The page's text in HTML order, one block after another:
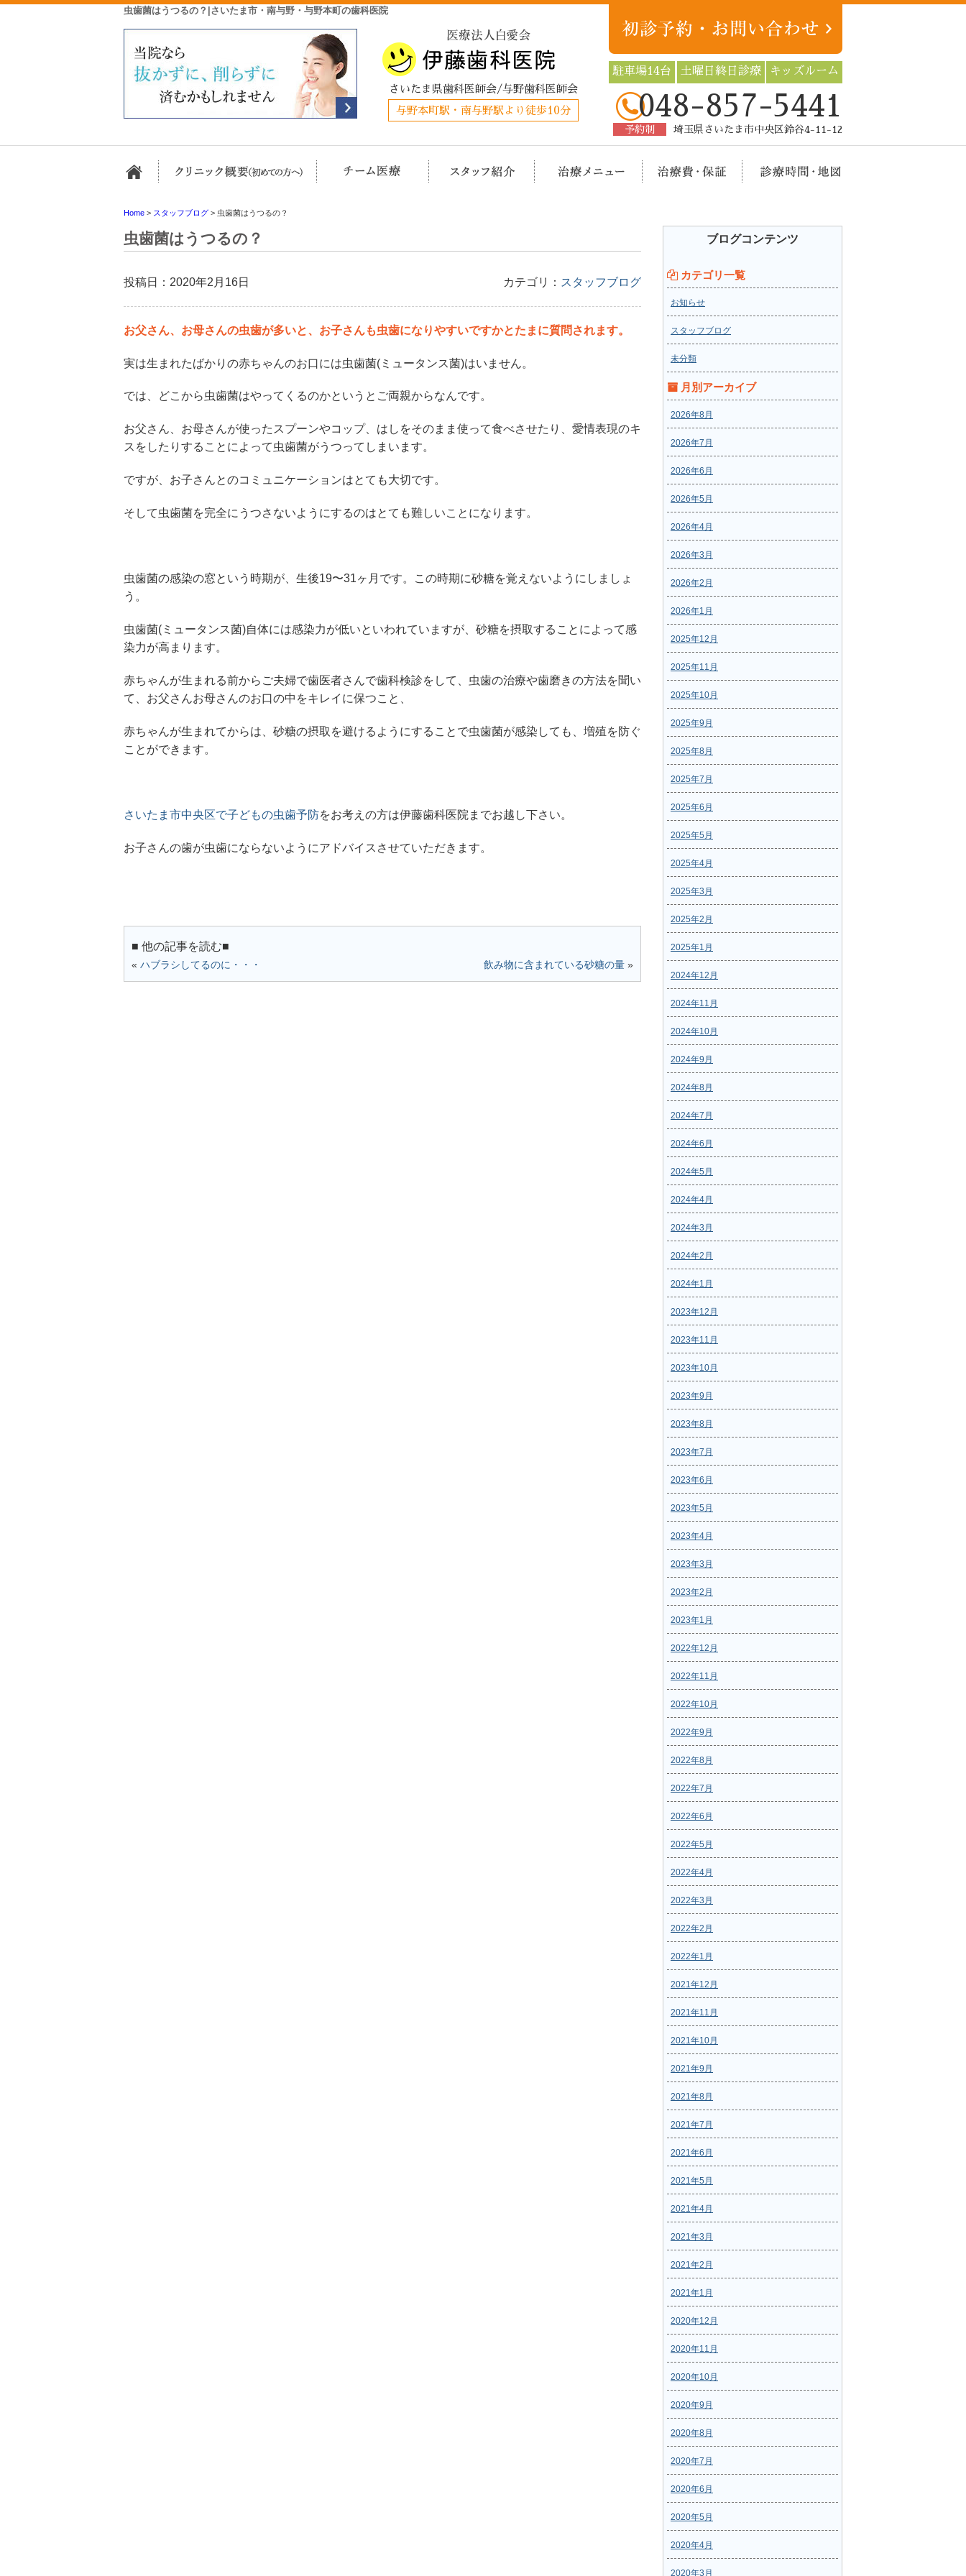
虫歯菌はうつるの？|さいたま市・南与野・与野本町の歯科医院
さいたま県歯科医師会/与野歯科医師会
与野本町駅・南与野駅より徒歩10分
駐車場14台 土曜日終日診療 キッズルーム
048-857-5441
予約制 埼玉県さいたま市中央区鈴谷4-11-12
ホーム クリニック概要(初めての方へ)担当医チーム医療 スタッフ紹介 治療メニュー 治療費・保証
Home > スタッフブログ > 虫歯菌はうつるの？
虫歯菌はうつるの？
投稿日：2020年2月16日 カテゴリ： スタッフブログ
お父さん、お母さんの虫歯が多いと、お子さんも虫歯になりやすいですかとたまに質問されます。
実は生まれたばかりの赤ちゃんのお口には虫歯菌(ミュータンス菌)はいません。
では、どこから虫歯菌はやってくるのかというとご両親からなんです。
お父さん、お母さんが使ったスプーンやコップ、はしをそのまま使って食べさせたり、愛情表現のキ
スをしたりすることによって虫歯菌がうつってしまいます。
ですが、お子さんとのコミュニケーションはとても大切です。
そして虫歯菌を完全にうつさないようにするのはとても難しいことになります。
虫歯菌の感染の窓という時期が、生後19〜31ヶ月です。この時期に砂糖を覚えないようにしましょ
う。
虫歯菌(ミュータンス菌)自体には感染力が低いといわれていますが、砂糖を摂取することによって感
染力が高まります。
赤ちゃんが生まれる前からご夫婦で歯医者さんで歯科検診をして、虫歯の治療や歯磨きの方法を聞い
て、お父さんお母さんのお口の中をキレイに保つこと、
赤ちゃんが生まれてからは、砂糖の摂取を避けるようにすることで虫歯菌が感染しても、増殖を防ぐ
ことができます。
さいたま市中央区で子どもの虫歯予防をお考えの方は伊藤歯科医院までお越し下さい。
お子さんの歯が虫歯にならないようにアドバイスさせていただきます。
■ 他の記事を読む■
« ハブラシしてるのに・・・ 飲み物に含まれている砂糖の量 »
ブログコンテンツ
カテゴリ一覧
お知らせ
スタッフブログ
未分類
月別アーカイブ
2026年8月
2026年7月
2026年6月
2026年5月
2026年4月
2026年3月
2026年2月
2026年1月
2025年12月
2025年11月
2025年10月
2025年9月
2025年8月
2025年7月
2025年6月
2025年5月
2025年4月
2025年3月
2025年2月
2025年1月
2024年12月
2024年11月
2024年10月
2024年9月
2024年8月
2024年7月
2024年6月
2024年5月
2024年4月
2024年3月
2024年2月
2024年1月
2023年12月
2023年11月
2023年10月
2023年9月
2023年8月
2023年7月
2023年6月
2023年5月
2023年4月
2023年3月
2023年2月
2023年1月
2022年12月
2022年11月
2022年10月
2022年9月
2022年8月
2022年7月
2022年6月
2022年5月
2022年4月
2022年3月
2022年2月
2022年1月
2021年12月
2021年11月
2021年10月
2021年9月
2021年8月
2021年7月
2021年6月
2021年5月
2021年4月
2021年3月
2021年2月
2021年1月
2020年12月
2020年11月
2020年10月
2020年9月
2020年8月
2020年7月
2020年6月
2020年5月
2020年4月
2020年3月